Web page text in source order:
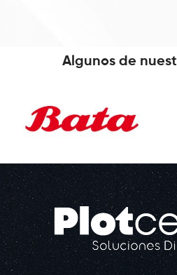
Algunos de